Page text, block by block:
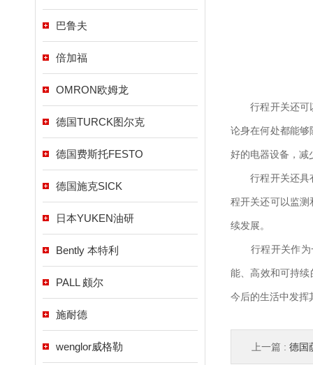
巴鲁夫
倍加福
OMRON欧姆龙
德国TURCK图尔克
德国费斯托FESTO
德国施克SICK
日本YUKEN油研
Bently 本特利
PALL 颇尔
施耐德
wenglor威格勒
行程开关还可以
论身在何处都能
好的电器设备，减
行程开关还具有
程开关还可以监
续发展。
行程开关作为一
能、高效和可持
今后的生活中发挥
上一篇 : 德国萨